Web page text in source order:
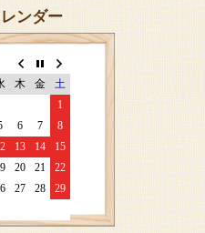
ンダー
木 金
土
1
6 7
8
13 14
15
20 21
22
27 28
29